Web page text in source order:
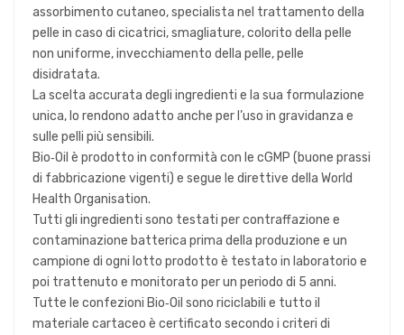
assorbimento cutaneo, specialista nel trattamento della
pelle in caso di cicatrici, smagliature, colorito della pelle
non uniforme, invecchiamento della pelle, pelle
disidratata.
La scelta accurata degli ingredienti e la sua formulazione
unica, lo rendono adatto anche per l’uso in gravidanza e
sulle pelli più sensibili.
Bio‑Oil è prodotto in conformità con le cGMP (buone prassi
di fabbricazione vigenti) e segue le direttive della World
Health Organisation.
Tutti gli ingredienti sono testati per contraffazione e
contaminazione batterica prima della produzione e un
campione di ogni lotto prodotto è testato in laboratorio e
poi trattenuto e monitorato per un periodo di 5 anni.
Tutte le confezioni Bio‑Oil sono riciclabili e tutto il
materiale cartaceo è certificato secondo i criteri di